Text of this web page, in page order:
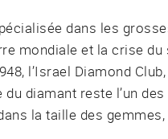
dans les
mondiale et la crise
l’Israel Diamond
diamant reste l’un
la taille des